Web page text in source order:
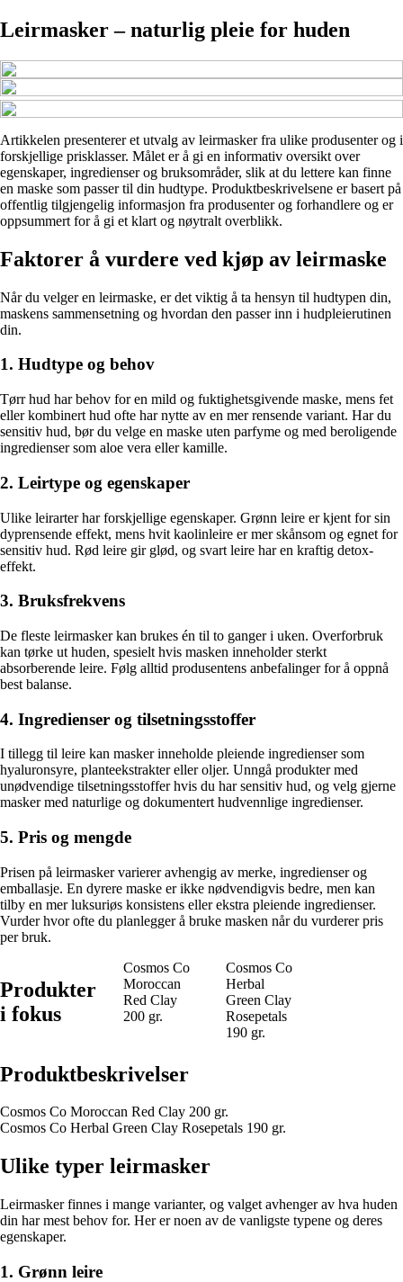
Leirmasker – naturlig pleie for huden
Artikkelen presenterer et utvalg av leirmasker fra ulike produsenter og i
forskjellige prisklasser. Målet er å gi en informativ oversikt over
egenskaper, ingredienser og bruksområder, slik at du lettere kan finne
en maske som passer til din hudtype. Produktbeskrivelsene er basert på
offentlig tilgjengelig informasjon fra produsenter og forhandlere og er
oppsummert for å gi et klart og nøytralt overblikk.
Faktorer å vurdere ved kjøp av leirmaske
Når du velger en leirmaske, er det viktig å ta hensyn til hudtypen din,
maskens sammensetning og hvordan den passer inn i hudpleierutinen
din.
1. Hudtype og behov
Tørr hud har behov for en mild og fuktighetsgivende maske, mens fet
eller kombinert hud ofte har nytte av en mer rensende variant. Har du
sensitiv hud, bør du velge en maske uten parfyme og med beroligende
ingredienser som aloe vera eller kamille.
2. Leirtype og egenskaper
Ulike leirarter har forskjellige egenskaper. Grønn leire er kjent for sin
dyprensende effekt, mens hvit kaolinleire er mer skånsom og egnet for
sensitiv hud. Rød leire gir glød, og svart leire har en kraftig detox-
effekt.
3. Bruksfrekvens
De fleste leirmasker kan brukes én til to ganger i uken. Overforbruk
kan tørke ut huden, spesielt hvis masken inneholder sterkt
absorberende leire. Følg alltid produsentens anbefalinger for å oppnå
best balanse.
4. Ingredienser og tilsetningsstoffer
I tillegg til leire kan masker inneholde pleiende ingredienser som
hyaluronsyre, planteekstrakter eller oljer. Unngå produkter med
unødvendige tilsetningsstoffer hvis du har sensitiv hud, og velg gjerne
masker med naturlige og dokumentert hudvennlige ingredienser.
5. Pris og mengde
Prisen på leirmasker varierer avhengig av merke, ingredienser og
emballasje. En dyrere maske er ikke nødvendigvis bedre, men kan
tilby en mer luksuriøs konsistens eller ekstra pleiende ingredienser.
Vurder hvor ofte du planlegger å bruke masken når du vurderer pris
per bruk.
Produkter
i fokus
Cosmos Co
Moroccan
Red Clay
200 gr.
Cosmos Co
Herbal
Green Clay
Rosepetals
190 gr.
Produktbeskrivelser
Cosmos Co Moroccan Red Clay 200 gr.
Cosmos Co Herbal Green Clay Rosepetals 190 gr.
Ulike typer leirmasker
Leirmasker finnes i mange varianter, og valget avhenger av hva huden
din har mest behov for. Her er noen av de vanligste typene og deres
egenskaper.
1. Grønn leire